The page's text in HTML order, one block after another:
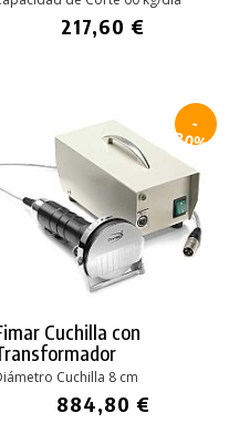
217,60 €
-
30%
Cuchilla con
Cuchilla 8 cm
884,80 €